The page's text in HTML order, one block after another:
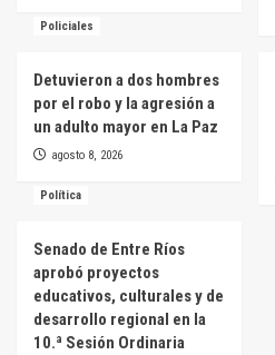
Policiales
Detuvieron a dos hombres
por el robo y la agresión a
un adulto mayor en La Paz
agosto 8, 2026
Política
Senado de Entre Ríos
aprobó proyectos
educativos, culturales y de
desarrollo regional en la
10.ª Sesión Ordinaria